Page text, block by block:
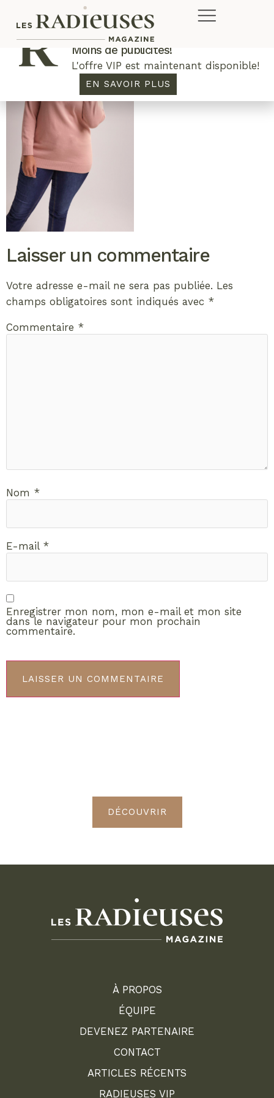
Laisser un commentaire
Votre adresse e-mail ne sera pas publiée. Les
champs obligatoires sont indiqués avec *
Commentaire *
Nom *
E-mail *
Enregistrer mon nom, mon e-mail et mon site
dans le navigateur pour mon prochain
commentaire.
DÉCOUVRIR
À PROPOS
ÉQUIPE
DEVENEZ PARTENAIRE
CONTACT
ARTICLES RÉCENTS
RADIEUSES VIP
Plus de concours. Plus de rabais.
Moins de publicités!
L'offre VIP est maintenant disponible!
EN SAVOIR PLUS